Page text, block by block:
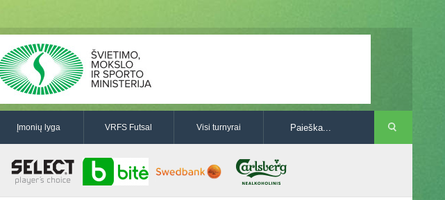
Įmonių lyga VRFS Futsal Visi turnyrai